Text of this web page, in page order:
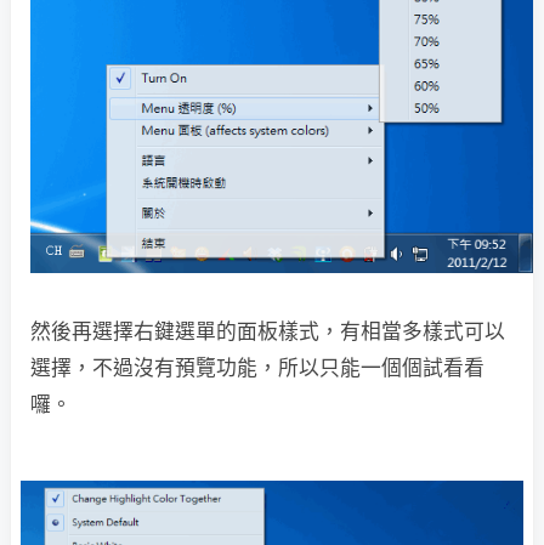
然後再選擇右鍵選單的面板樣式，有相當多樣式可以
選擇，不過沒有預覽功能，所以只能一個個試看看
囉。